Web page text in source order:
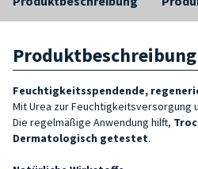
Produktbeschreibung
Feuchtigkeitsspendende,
Mit Urea zur Feuchtigkeitsversorgung
Die regelmäßige Anwendung hilft,
Dermatologisch getestet.